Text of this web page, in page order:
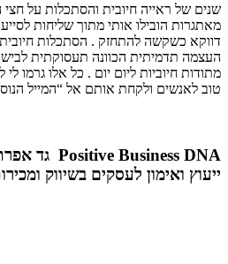
שנים של ראייה חיובית והסתכלות על
מאתגרות הובילו אותי מתוך שליחות
דווקא כשקשה להתחזק . הסתכלות
העצמה תדמיתית הכוונה תעסוקתית
מתודות חיוביות ליום יום . כל אלו גרמו
טוב לאנשים ולקחת אותם אל “המייל
Positive Business DNA גד
ייעוץ ואימון לעסקים בשיווק